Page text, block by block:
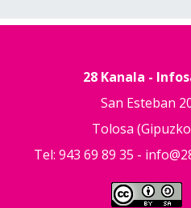
28 Kanala -
San Esteban
Tolosa
Tel: 943 69 89 35 -